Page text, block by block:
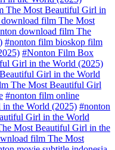
The Most Beautiful Girl in
film The Most
download film The
#nonton film bioskop film
#Nonton Film Box
Girl in the World (2025)
Girl in the World
The Most Beautiful Girl
#nonton film online
the World (2025) #nonton
Girl in the World
Most Beautiful Girl in the
film The Most